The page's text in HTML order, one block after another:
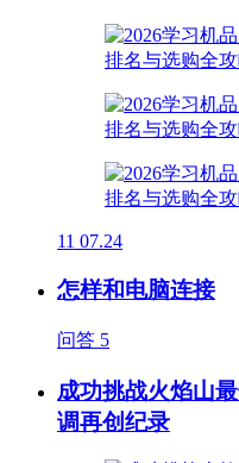
11 07.24
怎样和电脑连接
问答 5
成功挑战火焰山
调再创纪录